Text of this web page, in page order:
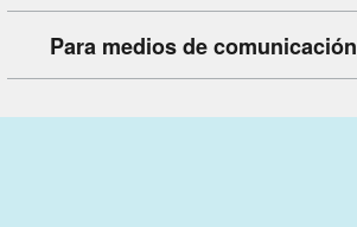
Para medios de comunicación